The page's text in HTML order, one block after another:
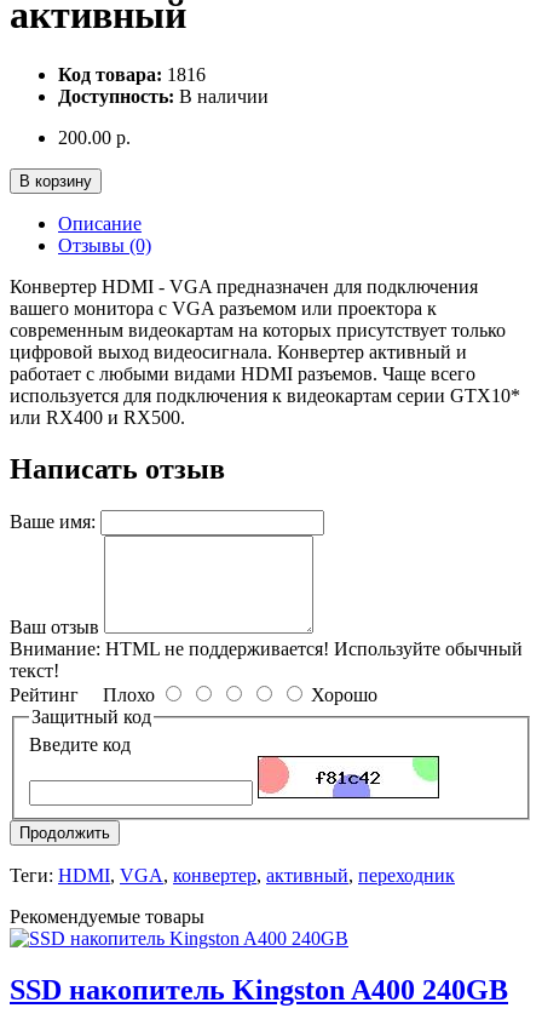
активный
Код товара: 1816
Доступность: В наличии
200.00 р.
В корзину
Описание
Отзывы (0)
Конвертер HDMI - VGA предназначен для подключения
вашего монитора с VGA разъемом или проектора к
современным видеокартам на которых присутствует только
цифровой выход видеосигнала. Конвертер активный и
работает с любыми видами HDMI разъемов. Чаще всего
используется для подключения к видеокартам серии GTX10*
или RX400 и RX500.
Написать отзыв
Ваше имя:
Ваш отзыв
Внимание: HTML не поддерживается! Используйте обычный
текст!
Рейтинг Плохо
Хорошо
Защитный код
Введите код
Продолжить
Теги: HDMI, VGA, конвертер, активный, переходник
Рекомендуемые товары
SSD накопитель Kingston A400 240GB